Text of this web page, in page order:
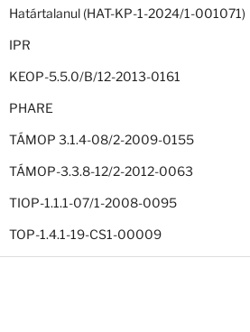
Határtalanul (HAT-KP-1-2024/1-001071)
IPR
KEOP-5.5.0/B/12-2013-0161
PHARE
TÁMOP 3.1.4-08/2-2009-0155
TÁMOP-3.3.8-12/2-2012-0063
TIOP-1.1.1-07/1-2008-0095
TOP-1.4.1-19-CS1-00009